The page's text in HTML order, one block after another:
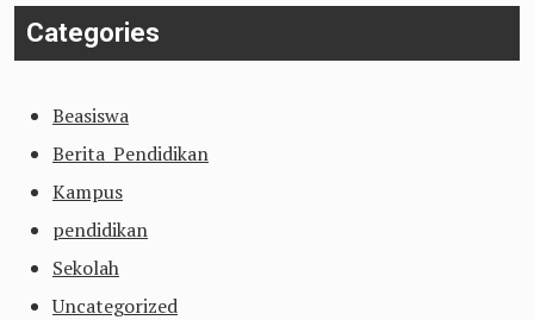
Categories
Beasiswa
Berita Pendidikan
Kampus
pendidikan
Sekolah
Uncategorized